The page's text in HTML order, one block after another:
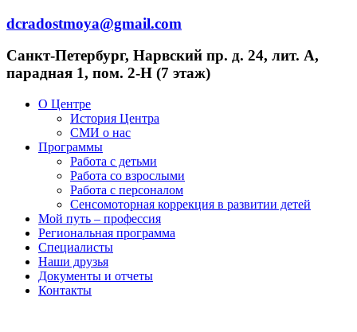
Перейти
содержимому
dcradostmoya@gmail.com
Санкт-Петербург, Нарвский пр. д. 24, лит. А,
парадная 1, пом. 2-Н (7 этаж)
О Центре
История Центра
СМИ о нас
Программы
Работа с детьми
Работа со взрослыми
Работа с персоналом
Сенсомоторная коррекция в развитии детей
Мой путь – профессия
Региональная программа
Специалисты
Наши друзья
Документы и отчеты
Контакты